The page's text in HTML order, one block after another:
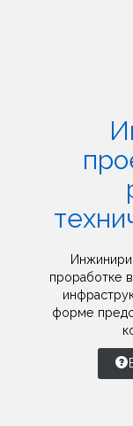
проработке
форме